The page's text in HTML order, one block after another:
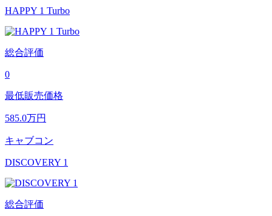
HAPPY 1 Turbo
総合評価
0
最低販売価格
585.0万円
キャブコン
DISCOVERY 1
総合評価